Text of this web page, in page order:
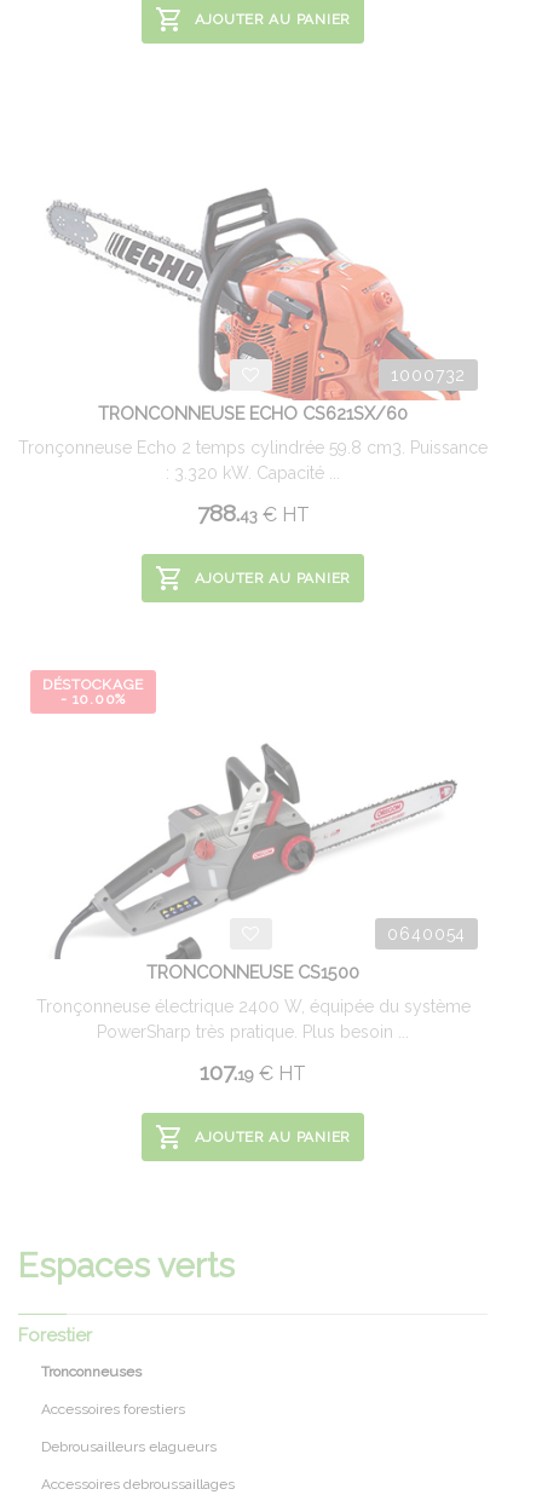
AJOUTER AU PANIER
1000732
TRONCONNEUSE ECHO CS621SX/60
Tronçonneuse Echo 2 temps cylindrée 59.8 cm3. Puissance
: 3.320 kW. Capacité ...
788.43 €HT
AJOUTER AU PANIER
DÉSTOCKAGE
- 10.00%
0640054
TRONCONNEUSE CS1500
Tronçonneuse électrique 2400 W, équipée du système
PowerSharp très pratique. Plus besoin ...
107.19 € HT
AJOUTER AU PANIER
Espaces verts
Forestier
Tronconneuses
Accessoires forestiers
Debrousailleurs elagueurs
Accessoires debroussaillages